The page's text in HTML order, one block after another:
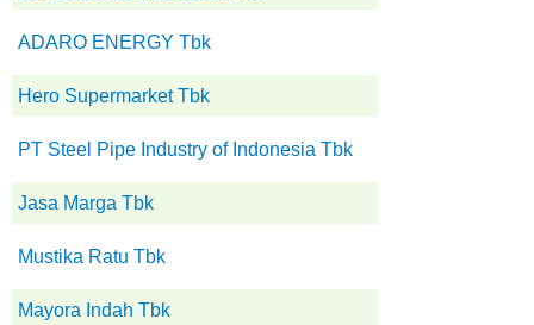
ADARO ENERGY Tbk
Hero Supermarket Tbk
PT Steel Pipe Industry of Indonesia Tbk
Jasa Marga Tbk
Mustika Ratu Tbk
Mayora Indah Tbk